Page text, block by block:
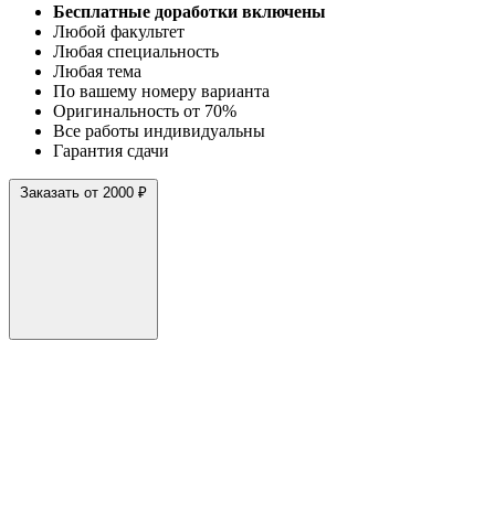
Бесплатные доработки включены
Любой факультет
Любая специальность
Любая тема
По вашему номеру варианта
Оригинальность от 70%
Все работы индивидуальны
Гарантия сдачи
Заказать от 2000 ₽